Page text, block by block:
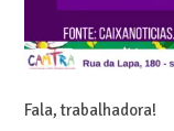
Fala, trabalhadora!